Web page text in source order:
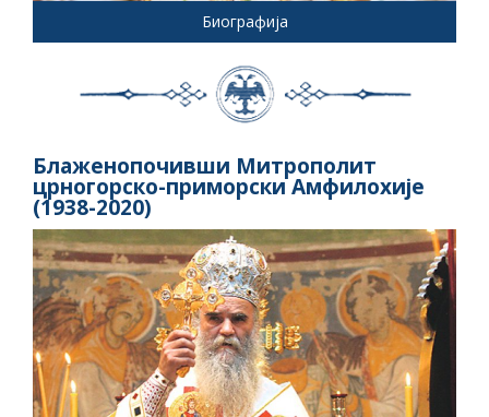
Биографија
Блаженопочивши Митрополит
црногорско-приморски Амфилохије
(1938-2020)